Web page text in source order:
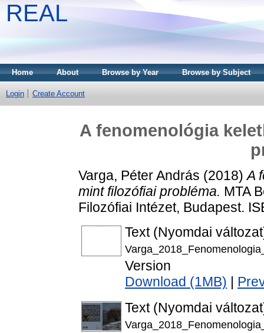
REAL
Home About Browse by Year Browse by Subject
Login Create Account
A fenomenológia
Varga, Péter András (2018)A
mint filozófiai probléma. MTA
Filozófiai Intézet, Budapest.
Text (Nyomdai
Version
Download (1MB)
Text (Nyomdai